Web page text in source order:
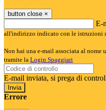
button close ×
E-
all'indirizzo indicato con le istruzioni
Non hai una e-mail associata al nome
tramite la Login Spaggiari
E-mail inviata, si prega di
Errore